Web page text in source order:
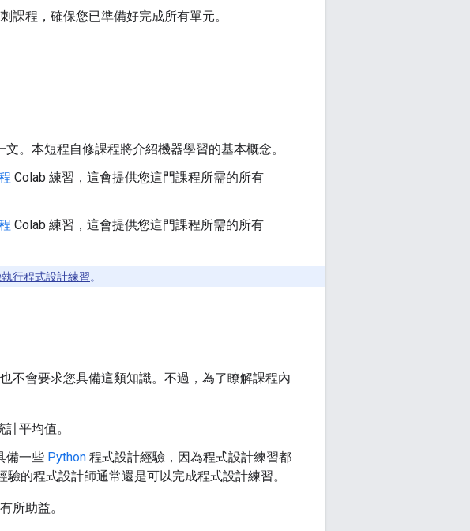
課程，確保您已準備好完成所有單元。
文。本短程自修課程將介紹機器學習的基本概念。
Colab 練習，這會提供您這門課程所需的所有
Colab 練習，這會提供您這門課程所需的所有
行程式設計練習。
不會要求您具備這類知識。不過，為了瞭解課程內
平均值。
備一些 Python 程式設計經驗，因為程式設計練習都
的程式設計師通常還是可以完成程式設計練習。
所助益。